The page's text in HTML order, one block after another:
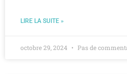
LIRE LA SUITE »
octobre 29, 2024 Pas de